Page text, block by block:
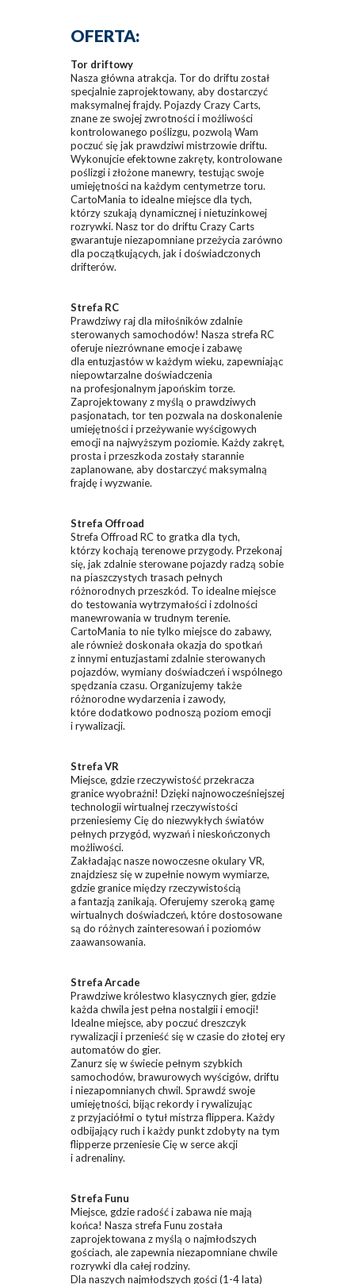
OFERTA:
Tor driftowy
Nasza główna atrakcja. Tor do driftu został
specjalnie zaprojektowany, aby dostarczyć
maksymalnej frajdy. Pojazdy Crazy Carts,
znane ze swojej zwrotności i możliwości
kontrolowanego poślizgu, pozwolą Wam
poczuć się jak prawdziwi mistrzowie driftu.
Wykonujcie efektowne zakręty, kontrolowane
poślizgi i złożone manewry, testując swoje
umiejętności na każdym centymetrze toru.
CartoMania to idealne miejsce dla tych,
którzy szukają dynamicznej i nietuzinkowej
rozrywki. Nasz tor do driftu Crazy Carts
gwarantuje niezapomniane przeżycia zarówno
dla początkujących, jak i doświadczonych
drifterów.
Strefa RC
Prawdziwy raj dla miłośników zdalnie
sterowanych samochodów! Nasza strefa RC
oferuje niezrównane emocje i zabawę
dla entuzjastów w każdym wieku, zapewniając
niepowtarzalne doświadczenia
na profesjonalnym japońskim torze.
Zaprojektowany z myślą o prawdziwych
pasjonatach, tor ten pozwala na doskonalenie
umiejętności i przeżywanie wyścigowych
emocji na najwyższym poziomie. Każdy zakręt,
prosta i przeszkoda zostały starannie
zaplanowane, aby dostarczyć maksymalną
frajdę i wyzwanie.
Strefa Offroad
Strefa Offroad RC to gratka dla tych,
którzy kochają terenowe przygody. Przekonaj
się, jak zdalnie sterowane pojazdy radzą sobie
na piaszczystych trasach pełnych
różnorodnych przeszkód. To idealne miejsce
do testowania wytrzymałości i zdolności
manewrowania w trudnym terenie.
CartoMania to nie tylko miejsce do zabawy,
ale również doskonała okazja do spotkań
z innymi entuzjastami zdalnie sterowanych
pojazdów, wymiany doświadczeń i wspólnego
spędzania czasu. Organizujemy także
różnorodne wydarzenia i zawody,
które dodatkowo podnoszą poziom emocji
i rywalizacji.
Strefa VR
Miejsce, gdzie rzeczywistość przekracza
granice wyobraźni! Dzięki najnowocześniejszej
technologii wirtualnej rzeczywistości
przeniesiemy Cię do niezwykłych światów
pełnych przygód, wyzwań i nieskończonych
możliwości.
Zakładając nasze nowoczesne okulary VR,
znajdziesz się w zupełnie nowym wymiarze,
gdzie granice między rzeczywistością
a fantazją zanikają. Oferujemy szeroką gamę
wirtualnych doświadczeń, które dostosowane
są do różnych zainteresowań i poziomów
zaawansowania.
Strefa Arcade
Prawdziwe królestwo klasycznych gier, gdzie
każda chwila jest pełna nostalgii i emocji!
Idealne miejsce, aby poczuć dreszczyk
rywalizacji i przenieść się w czasie do złotej ery
automatów do gier.
Zanurz się w świecie pełnym szybkich
samochodów, brawurowych wyścigów, driftu
i niezapomnianych chwil. Sprawdź swoje
umiejętności, bijąc rekordy i rywalizując
z przyjaciółmi o tytuł mistrza flippera. Każdy
odbijający ruch i każdy punkt zdobyty na tym
flipperze przeniesie Cię w serce akcji
i adrenaliny.
Strefa Funu
Miejsce, gdzie radość i zabawa nie mają
końca! Nasza strefa Funu została
zaprojektowana z myślą o najmłodszych
gościach, ale zapewnia niezapomniane chwile
rozrywki dla całej rodziny.
Dla naszych najmłodszych gości (1-4 lata)